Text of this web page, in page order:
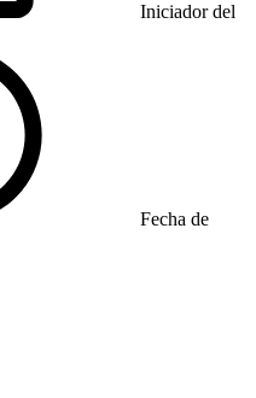
Iniciador del
Fecha de